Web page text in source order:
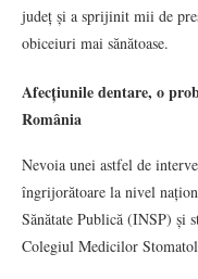
județ și a sprijinit mii de
obiceiuri mai sănătoase.
Afecțiunile dentare, o
România
Nevoia unei astfel de
îngrijorătoare la nivel
Sănătate Publică (INSP) și
Colegiul Medicilor